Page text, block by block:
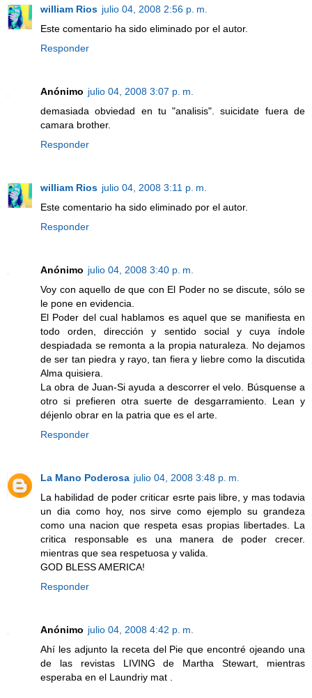
william Rios julio 04, 2008 2:56 p. m.
Este comentario ha sido eliminado por el autor.
Responder
Anónimo julio 04, 2008 3:07 p. m.
demasiada obviedad en tu "analisis". suicidate fuera de
camara brother.
Responder
william Rios julio 04, 2008 3:11 p. m.
Este comentario ha sido eliminado por el autor.
Responder
Anónimo julio 04, 2008 3:40 p. m.
Voy con aquello de que con El Poder no se discute, sólo se
le pone en evidencia.
El Poder del cual hablamos es aquel que se manifiesta en
todo orden, dirección y sentido social y cuya índole
despiadada se remonta a la propia naturaleza. No dejamos
de ser tan piedra y rayo, tan fiera y liebre como la discutida
Alma quisiera.
La obra de Juan-Si ayuda a descorrer el velo. Búsquense a
otro si prefieren otra suerte de desgarramiento. Lean y
déjenlo obrar en la patria que es el arte.
Responder
La Mano Poderosa julio 04, 2008 3:48 p. m.
La habilidad de poder criticar esrte pais libre, y mas todavia
un dia como hoy, nos sirve como ejemplo su grandeza
como una nacion que respeta esas propias libertades. La
critica responsable es una manera de poder crecer.
mientras que sea respetuosa y valida.
GOD BLESS AMERICA!
Responder
Anónimo julio 04, 2008 4:42 p. m.
Ahí les adjunto la receta del Pie que encontré ojeando una
de las revistas LIVING de Martha Stewart, mientras
esperaba en el Laundriy mat .